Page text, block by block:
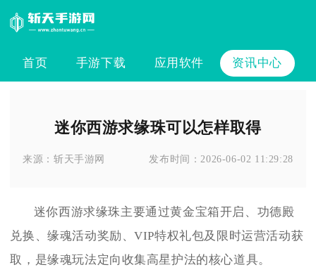
首页 手游下载 应用软件 资讯中心
迷你西游求缘珠可以怎样取得
来源：斩天手游网 发布时间： 2026-06-02 11:29:28
迷你西游求缘珠主要通过黄金宝箱开启、功德殿
兑换、缘魂活动奖励、VIP特权礼包及限时运营活动获
取，是缘魂玩法定向收集高星护法的核心道具。